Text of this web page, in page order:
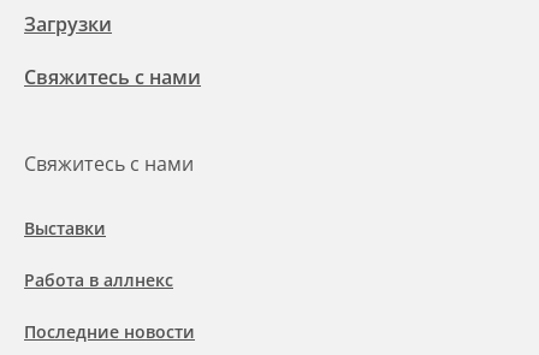
Загрузки
Свяжитесь с нами
Свяжитесь с нами
Выставки
Работа в аллнекс
Последние новости